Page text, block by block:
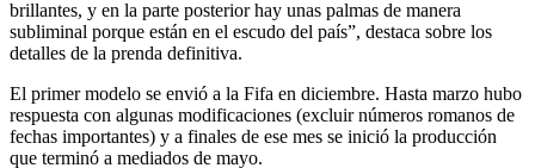
brillantes, y en la parte posterior hay unas palmas de manera
subliminal porque están en el escudo del país”, destaca sobre los
detalles de la prenda definitiva.
El primer modelo se envió a la Fifa en diciembre. Hasta marzo hubo
respuesta con algunas modificaciones (excluir números romanos de
fechas importantes) y a finales de ese mes se inició la producción
que terminó a mediados de mayo.